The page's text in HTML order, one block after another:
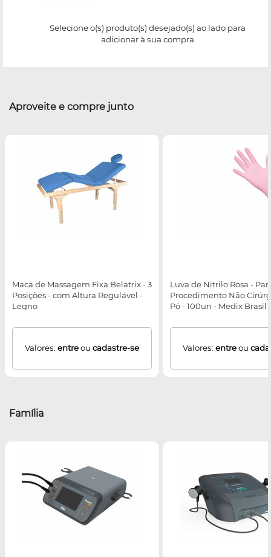
Selecione o(s) produto(s) desejado(s) ao lado para
adicionar à sua compra
Aproveite e compre junto
Maca de Massagem Fixa Belatrix - 3
Posições - com Altura Regulável -
Legno
Valores: entreou cadastre-se
Luva de Nitrilo Rosa -
Procedimento Não
Pó - 100un - Medix Brasil
Valores: entreou
Família